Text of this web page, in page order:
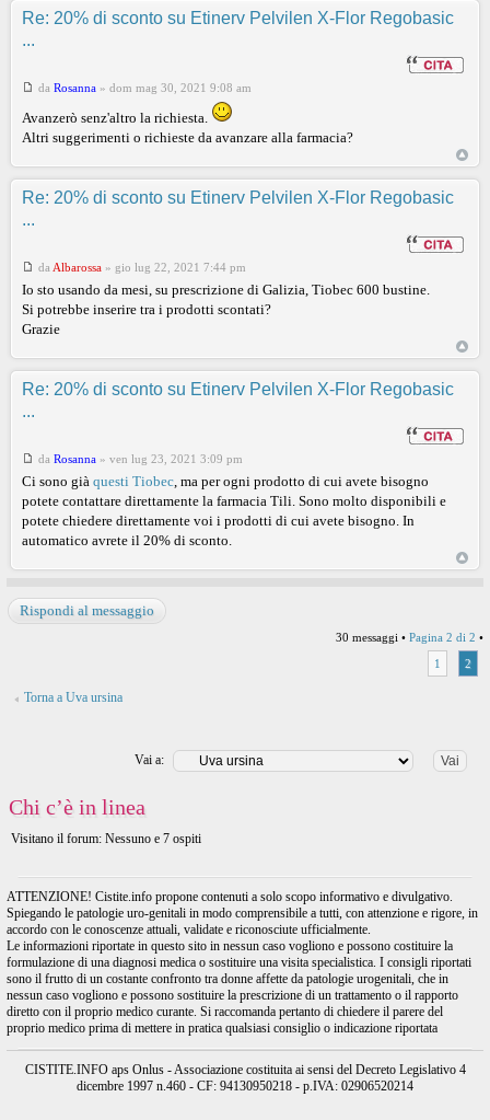
Re: 20% di sconto su Etinerv Pelvilen X-Flor Regobasic
...
da Rosanna » dom mag 30, 2021 9:08 am
Avanzerò senz'altro la richiesta.
Altri suggerimenti o richieste da avanzare alla farmacia?
Re: 20% di sconto su Etinerv Pelvilen X-Flor Regobasic
...
da Albarossa » gio lug 22, 2021 7:44 pm
Io sto usando da mesi, su prescrizione di Galizia, Tiobec 600 bustine.
Si potrebbe inserire tra i prodotti scontati?
Grazie
Re: 20% di sconto su Etinerv Pelvilen X-Flor Regobasic
...
da Rosanna » ven lug 23, 2021 3:09 pm
Ci sono già questi Tiobec, ma per ogni prodotto di cui avete bisogno
potete contattare direttamente la farmacia Tili. Sono molto disponibili e
potete chiedere direttamente voi i prodotti di cui avete bisogno. In
automatico avrete il 20% di sconto.
Rispondi al messaggio
30 messaggi • Pagina 2 di 2 •
1
2
Torna a Uva ursina
Vai a:
Chi c’è in linea
Visitano il forum: Nessuno e 7 ospiti
ATTENZIONE! Cistite.info propone contenuti a solo scopo informativo e divulgativo.
Spiegando le patologie uro-genitali in modo comprensibile a tutti, con attenzione e rigore, in
accordo con le conoscenze attuali, validate e riconosciute ufficialmente.
Le informazioni riportate in questo sito in nessun caso vogliono e possono costituire la
formulazione di una diagnosi medica o sostituire una visita specialistica. I consigli riportati
sono il frutto di un costante confronto tra donne affette da patologie urogenitali, che in
nessun caso vogliono e possono sostituire la prescrizione di un trattamento o il rapporto
diretto con il proprio medico curante. Si raccomanda pertanto di chiedere il parere del
proprio medico prima di mettere in pratica qualsiasi consiglio o indicazione riportata
CISTITE.INFO aps Onlus - Associazione costituita ai sensi del Decreto Legislativo 4
dicembre 1997 n.460 - CF: 94130950218 - p.IVA: 02906520214